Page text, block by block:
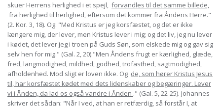
skuer Herrens herlighed i et spejl, forvandles til det samme billede,
fra herlighed til herlighed, eftersom det kommer fra Åndens Herre."
(2. Kor. 3, 18). Og: "Med Kristus er jeg korsfæstet, og det er ikke
længere mig, der lever, men Kristus lever i mig; og det liv, jeg nu lever
i kødet, det lever jeg i troen på Guds Søn, som elskede mig og gav sig
selv hen for mig." (Gal. 2, 20)."Men Åndens frugt er kærlighed, glæde,
fred, langmodighed, mildhed, godhed, trofasthed, sagtmodighed,
afholdenhed. Mod sligt er loven ikke. Og de, som hører Kristus Jesus
til, har korsfæstet kødet med dets lidenskaber og begæringer. Lever
vi i Ånden, da lad os også vandre i Ånden ." (Gal. 5, 22-25). Johannes
skriver det sådan: "Når I ved, at han er retfærdig, så forstår I, at